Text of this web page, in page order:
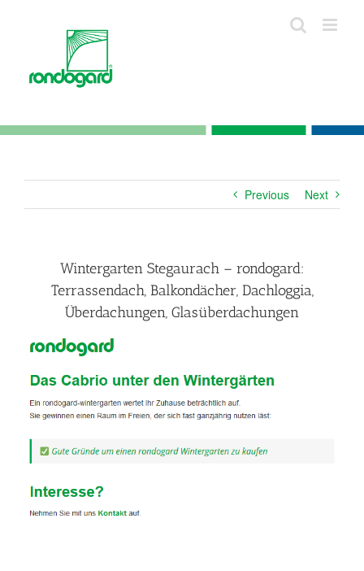
Previous Next
Wintergarten Stegaurach – rondogard:
Terrassendach, Balkondächer, Dachloggia,
Überdachungen, Glasüberdachungen